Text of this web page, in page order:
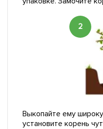
2
Выкопайте ему
установите корень